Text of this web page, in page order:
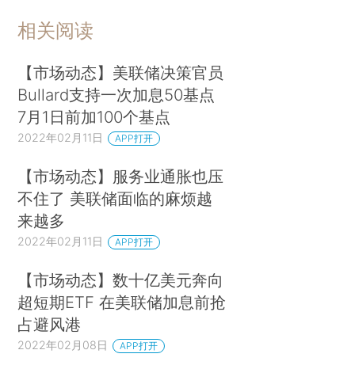
相关阅读
【市场动态】美联储决策官员
Bullard支持一次加息50基点
7月1日前加100个基点
2022年02月11日 APP打开
【市场动态】服务业通胀也压
不住了 美联储面临的麻烦越
来越多
2022年02月11日 APP打开
【市场动态】数十亿美元奔向
超短期ETF 在美联储加息前抢
占避风港
2022年02月08日 APP打开